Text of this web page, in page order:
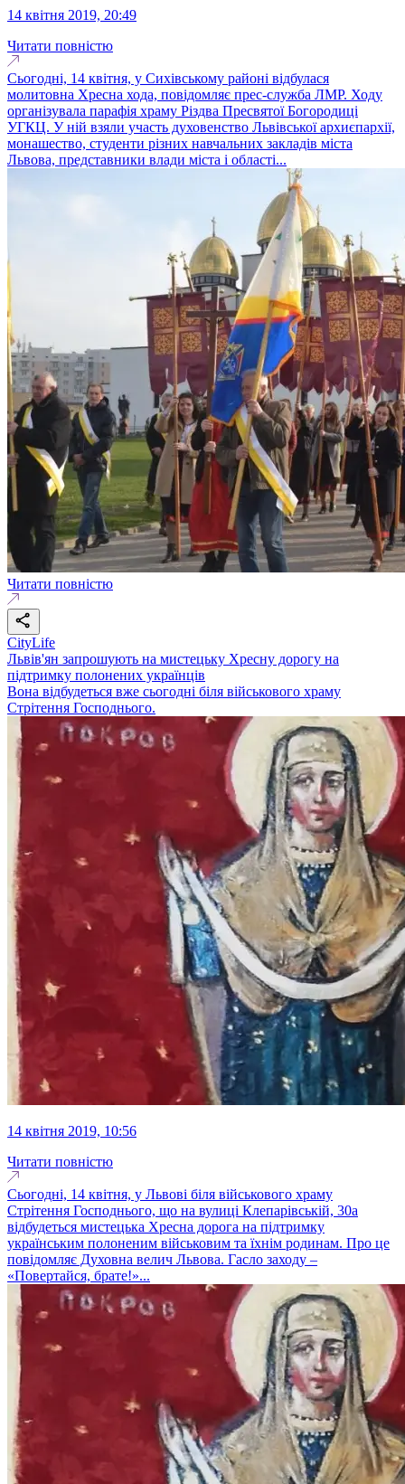
14 квітня 2019, 20:49
Читати повністю
Сьогодні, 14 квітня, у Сихівському районі відбулася
молитовна Хресна хода, повідомляє прес-служба ЛМР. Ходу
організувала парафія храму Різдва Пресвятої Богородиці
УГКЦ. У ній взяли участь духовенство Львівської архиєпархії,
монашество, студенти різних навчальних закладів міста
Львова, представники влади міста і області...
Читати повністю
CityLife
Львів'ян запрошують на мистецьку Хресну дорогу на
підтримку полонених українців
Вона відбудеться вже сьогодні біля військового храму
Стрітення Господнього.
14 квітня 2019, 10:56
Читати повністю
Сьогодні, 14 квітня, у Львові біля військового храму
Стрітення Господнього, що на вулиці Клепарівській, 30а
відбудеться мистецька Хресна дорога на підтримку
українським полоненим військовим та їхнім родинам. Про це
повідомляє Духовна велич Львова. Гасло заходу –
«Повертайся, брате!»...